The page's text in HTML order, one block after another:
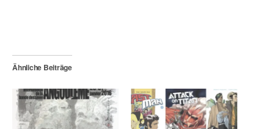
Ähnliche Beiträge